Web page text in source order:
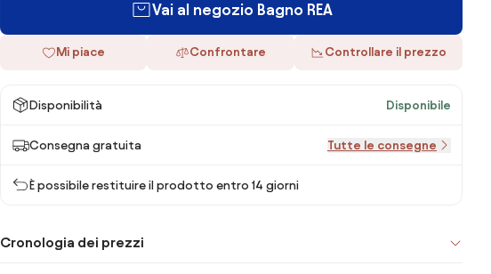
Vai al negozio Bagno REA
Mi piace Confrontare Controllare il prezzo
Disponibilità Disponibile
Consegna gratuita Tutte le consegne
È possibile restituire il prodotto entro 14 giorni
Cronologia dei prezzi